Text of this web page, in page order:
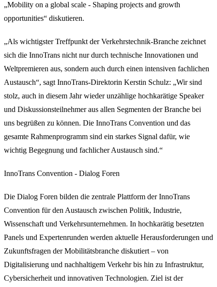
„Mobility on a global scale - Shaping projects and growth
opportunities“ diskutieren.
„Als wichtigster Treffpunkt der Verkehrstechnik-Branche zeichnet
sich die InnoTrans nicht nur durch technische Innovationen und
Weltpremieren aus, sondern auch durch einen intensiven fachlichen
Austausch“, sagt InnoTrans-Direktorin Kerstin Schulz: „Wir sind
stolz, auch in diesem Jahr wieder unzählige hochkarätige Speaker
und Diskussionsteilnehmer aus allen Segmenten der Branche bei
uns begrüßen zu können. Die InnoTrans Convention und das
gesamte Rahmenprogramm sind ein starkes Signal dafür, wie
wichtig Begegnung und fachlicher Austausch sind.“
InnoTrans Convention - Dialog Foren
Die Dialog Foren bilden die zentrale Plattform der InnoTrans
Convention für den Austausch zwischen Politik, Industrie,
Wissenschaft und Verkehrsunternehmen. In hochkarätig besetzten
Panels und Expertenrunden werden aktuelle Herausforderungen und
Zukunftsfragen der Mobilitätsbranche diskutiert – von
Digitalisierung und nachhaltigem Verkehr bis hin zu Infrastruktur,
Cybersicherheit und innovativen Technologien. Ziel ist der